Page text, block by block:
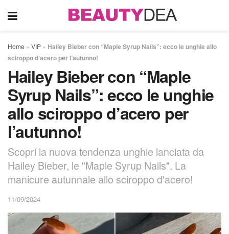
Home » VIP » Hailey Bieber con “Maple Syrup Nails”: ecco le unghie allo
sciroppo d’acero per l’autunno!
Hailey Bieber con “Maple
Syrup Nails”: ecco le unghie
allo sciroppo d’acero per
l’autunno!
Scopri la nuova tendenza unghie lanciata da
Hailey Bieber, le "Maple Syrup Nails". La
manicure autunnale allo sciroppo d'acero!
11/09/2024